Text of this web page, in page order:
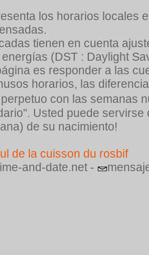
los horarios locales
tienen en cuenta
(DST : Daylight
es responder a las
horarios, las
con las semanas
Usted puede
de su nacimiento!
de la cuisson du rosbif
and-date.net -